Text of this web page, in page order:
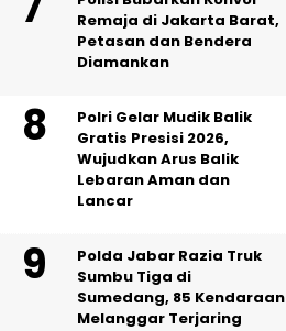
Remaja di Jakarta Barat,
Petasan dan Bendera
Diamankan
Polri Gelar Mudik Balik
Gratis Presisi 2026,
Wujudkan Arus Balik
Lebaran Aman dan
Lancar
Polda Jabar Razia Truk
Sumbu Tiga di
Sumedang, 85 Kendaraan
Melanggar Terjaring